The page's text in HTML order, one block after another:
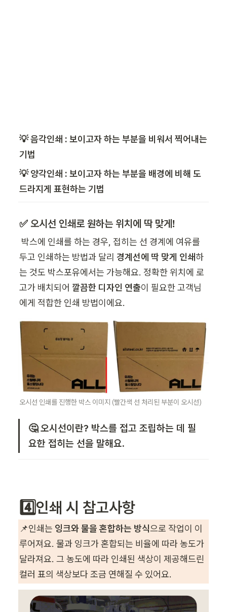
💡 음각인쇄 : 보이고자 하는 부분을 비워서 찍어내는
기법
💡 양각인쇄 : 보이고자 하는 부분을 배경에 비해 도
드라지게 표현하는 기법
✅ 오시선 인쇄로 원하는 위치에 딱 맞게!
두고 인쇄하는 방법과 달리 경계선에 딱 맞게 인쇄하
는 것도 박스포유에서는 가능해요. 정확한 위치에 로
고가 배치되어 깔끔한 디자인 연출이 필요한 고객님
에게 적합한 인쇄 방법이에요.
오시선 인쇄를 진행한 박스 이미지 (빨간색 선 처리된 부분이 오시선)
🤔 오시선이란? 박스를 접고 조립하는 데 필
요한 접히는 선을 말해요.
4️⃣인쇄 시 참고사항
📌인쇄는 잉크와 물을 혼합하는 방식으로 작업이 이
루어져요. 물과 잉크가 혼합되는 비율에 따라 농도가
달라져요. 그 농도에 따라 인쇄된 색상이 제공해드린
컬러 표의 색상보다 조금 연해질 수 있어요.